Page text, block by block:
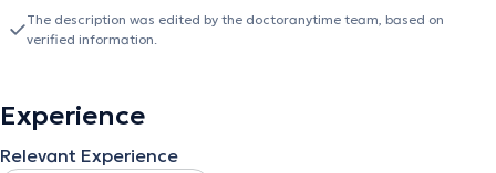
est adapté à votre histoire, à votre être.
Mes prises en charge sont variées :
• Difficultés relationnelles et affectives (difficultés conjugales,
etc.)
The description was edited by the doctoranytime team, based on
verified information.
Experience
Relevant Experience